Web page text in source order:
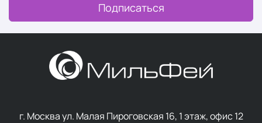
Подписаться
г. Москва ул. Малая Пироговская 16, 1 этаж, офис 12